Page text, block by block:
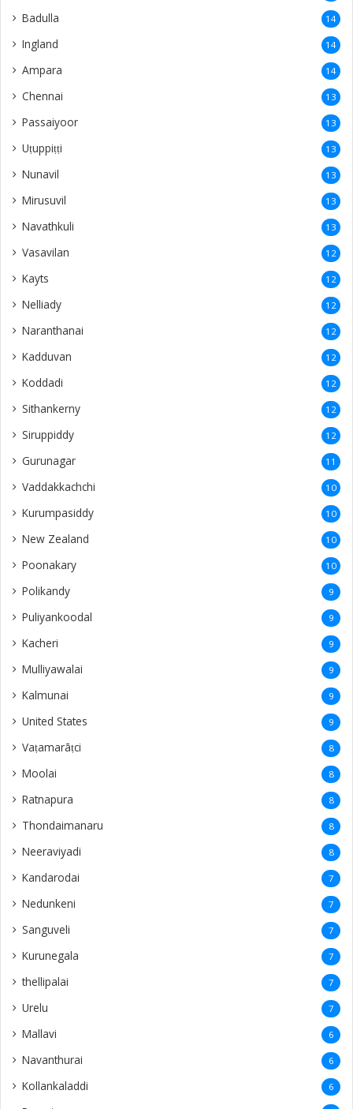
Badulla 14
Ingland 14
Ampara 14
Chennai 13
Passaiyoor 13
Uṭuppiṭṭi 13
Nunavil 13
Mirusuvil 13
Navathkuli 13
Vasavilan 12
Kayts 12
Nelliady 12
Naranthanai 12
Kadduvan 12
Koddadi 12
Sithankerny 12
Siruppiddy 12
Gurunagar 11
Vaddakkachchi 10
Kurumpasiddy 10
New Zealand 10
Poonakary 10
Polikandy 9
Puliyankoodal 9
Kacheri 9
Mulliyawalai 9
Kalmunai 9
United States 9
Vaṭamarāṭci 8
Moolai 8
Ratnapura 8
Thondaimanaru 8
Neeraviyadi 8
Kandarodai 7
Nedunkeni 7
Sanguveli 7
Kurunegala 7
thellipalai 7
Urelu 7
Mallavi 6
Navanthurai 6
Kollankaladdi 6